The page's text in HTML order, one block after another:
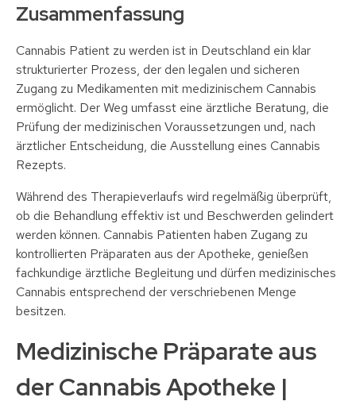
Zusammenfassung
Cannabis Patient zu werden ist in Deutschland ein klar
strukturierter Prozess, der den legalen und sicheren
Zugang zu Medikamenten mit medizinischem Cannabis
ermöglicht. Der Weg umfasst eine ärztliche Beratung, die
Prüfung der medizinischen Voraussetzungen und, nach
ärztlicher Entscheidung, die Ausstellung eines Cannabis
Rezepts.
Während des Therapieverlaufs wird regelmäßig überprüft,
ob die Behandlung effektiv ist und Beschwerden gelindert
werden können. Cannabis Patienten haben Zugang zu
kontrollierten Präparaten aus der Apotheke, genießen
fachkundige ärztliche Begleitung und dürfen medizinisches
Cannabis entsprechend der verschriebenen Menge
besitzen.
Medizinische Präparate aus
der Cannabis Apotheke |